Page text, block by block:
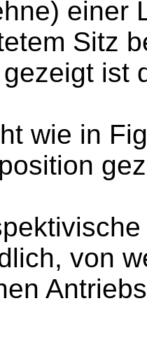
einer
Sitz
ist
wie in
von